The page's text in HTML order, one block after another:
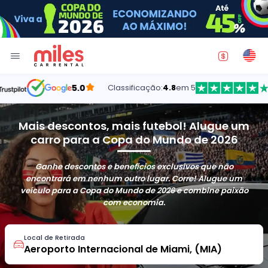
5.0 Classificação:4.8em 5
Mais descontos, mais futebol! Alugue um
carro para a Copa do Mundo de 2026
Ganhe descontos e benefícios exclusivos que não
encontrará em nenhum outro lugar. Corre! Alugue um
veículo para a Copa do Mundo de 2026 e combine paixão
com economia.
Local de Retirada